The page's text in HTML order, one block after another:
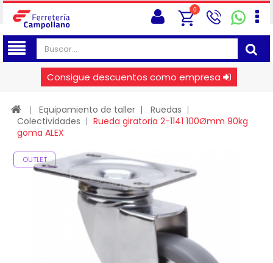
0
Consigue descuentos como empresa
Equipamiento de taller
Ruedas
Colectividades
Rueda giratoria 2-1141 100Ømm 90kg
goma ALEX
OUTLET